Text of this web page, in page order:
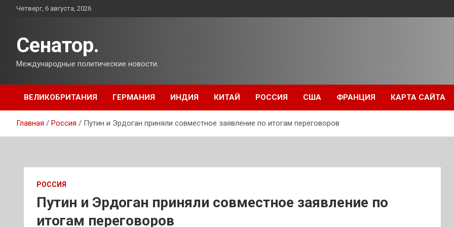
ПерейтиЧетверг, 6 августа, 2026
Сенатор.
Международные политические новости.
ВЕЛИКОБРИТАНИЯ ГЕРМАНИЯ ИНДИЯ КИТАЙ РОССИЯ США ФРАНЦИЯ КАРТА САЙТА
Главная Россия Путин и Эрдоган приняли совместное заявление по итогам переговоров
РОССИЯ
Путин и Эрдоган приняли совместное заявление по
итогам переговоров